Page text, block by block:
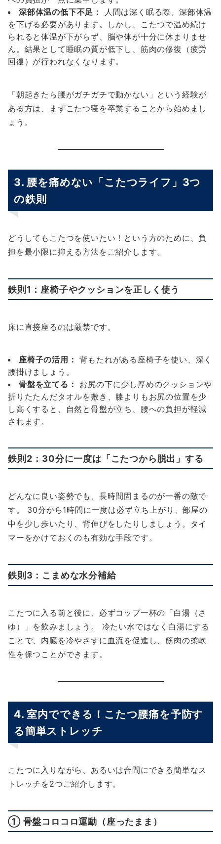
深部体温の低下不足：
人間は深く眠る際、深部体温
を下げる必要があります。しかし、こたつで温め続け
られると体温が下がらず、脳や体が十分に休まりませ
ん。結果として睡眠の質が低下し、筋肉の修復（疲労
回復）が行われなくなります。
「朝起きたら腰がガチガチで動かない」という経験が
ある方は、まずこたつ寝を卒業することから始めまし
ょう。
3. 腰を痛めない「こたつライフ」3つ
の鉄則
どうしてもこたつを使いたい！という方のために、負
担を最小限に抑える方法をご紹介します。
鉄則1：座椅子やクッションを正しく使う
床に直接座るのは厳禁です。
座椅子の活用： 背もたれがある座椅子を使い、深く
腰掛けましょう。
骨盤を立てる：
お尻の下に少し厚めのクッションや
折りたたんだタオルを敷き、膝よりもお尻の位置を少
し高くすると、自然と骨盤が立ち、腰への負担が軽減
されます。
鉄則2：30分に一度は「こたつから脱出」する
どんなに良い姿勢でも、長時間固まるのが一番の敵で
す。 30分から1時間に一度は必ず立ち上がり、部屋の
中を少し歩いたり、背伸びをしたりしましょう。タイ
マーをかけておくのも有効な手段です。
鉄則3：こまめな水分補給
こたつに入る前と後に、必ずコップ一杯の「白湯（さ
ゆ）」を飲みましょう。 冷たい水ではなく白湯にする
ことで、内臓を冷やさずに血流を促進し、筋肉の柔軟
性を保つことができます。
4. 室内でできる！こたつ腰痛を予防す
る簡単ストレッチ
こたつに入りながら、あるいは合間にできる簡単なス
トレッチを2つご紹介します。
① 骨盤コロコロ運動（座ったまま）